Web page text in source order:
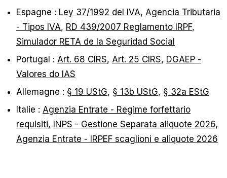
Espagne : Ley 37/1992 del IVA, Agencia Tributaria
- Tipos IVA, RD 439/2007 Reglamento IRPF,
Simulador RETA de la Seguridad Social
Portugal : Art. 68 CIRS, Art. 25 CIRS, DGAEP -
Valores do IAS
Allemagne : § 19 UStG, § 13b UStG, § 32a EStG
Italie : Agenzia Entrate - Regime forfettario
requisiti, INPS - Gestione Separata aliquote 2026,
Agenzia Entrate - IRPEF scaglioni e aliquote 2026